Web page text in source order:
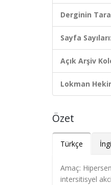
Derginin
Sayfa Sayıları:
Açık Arşiv
Lokman
Özet
Türkçe
Amaç:
intersitisyel